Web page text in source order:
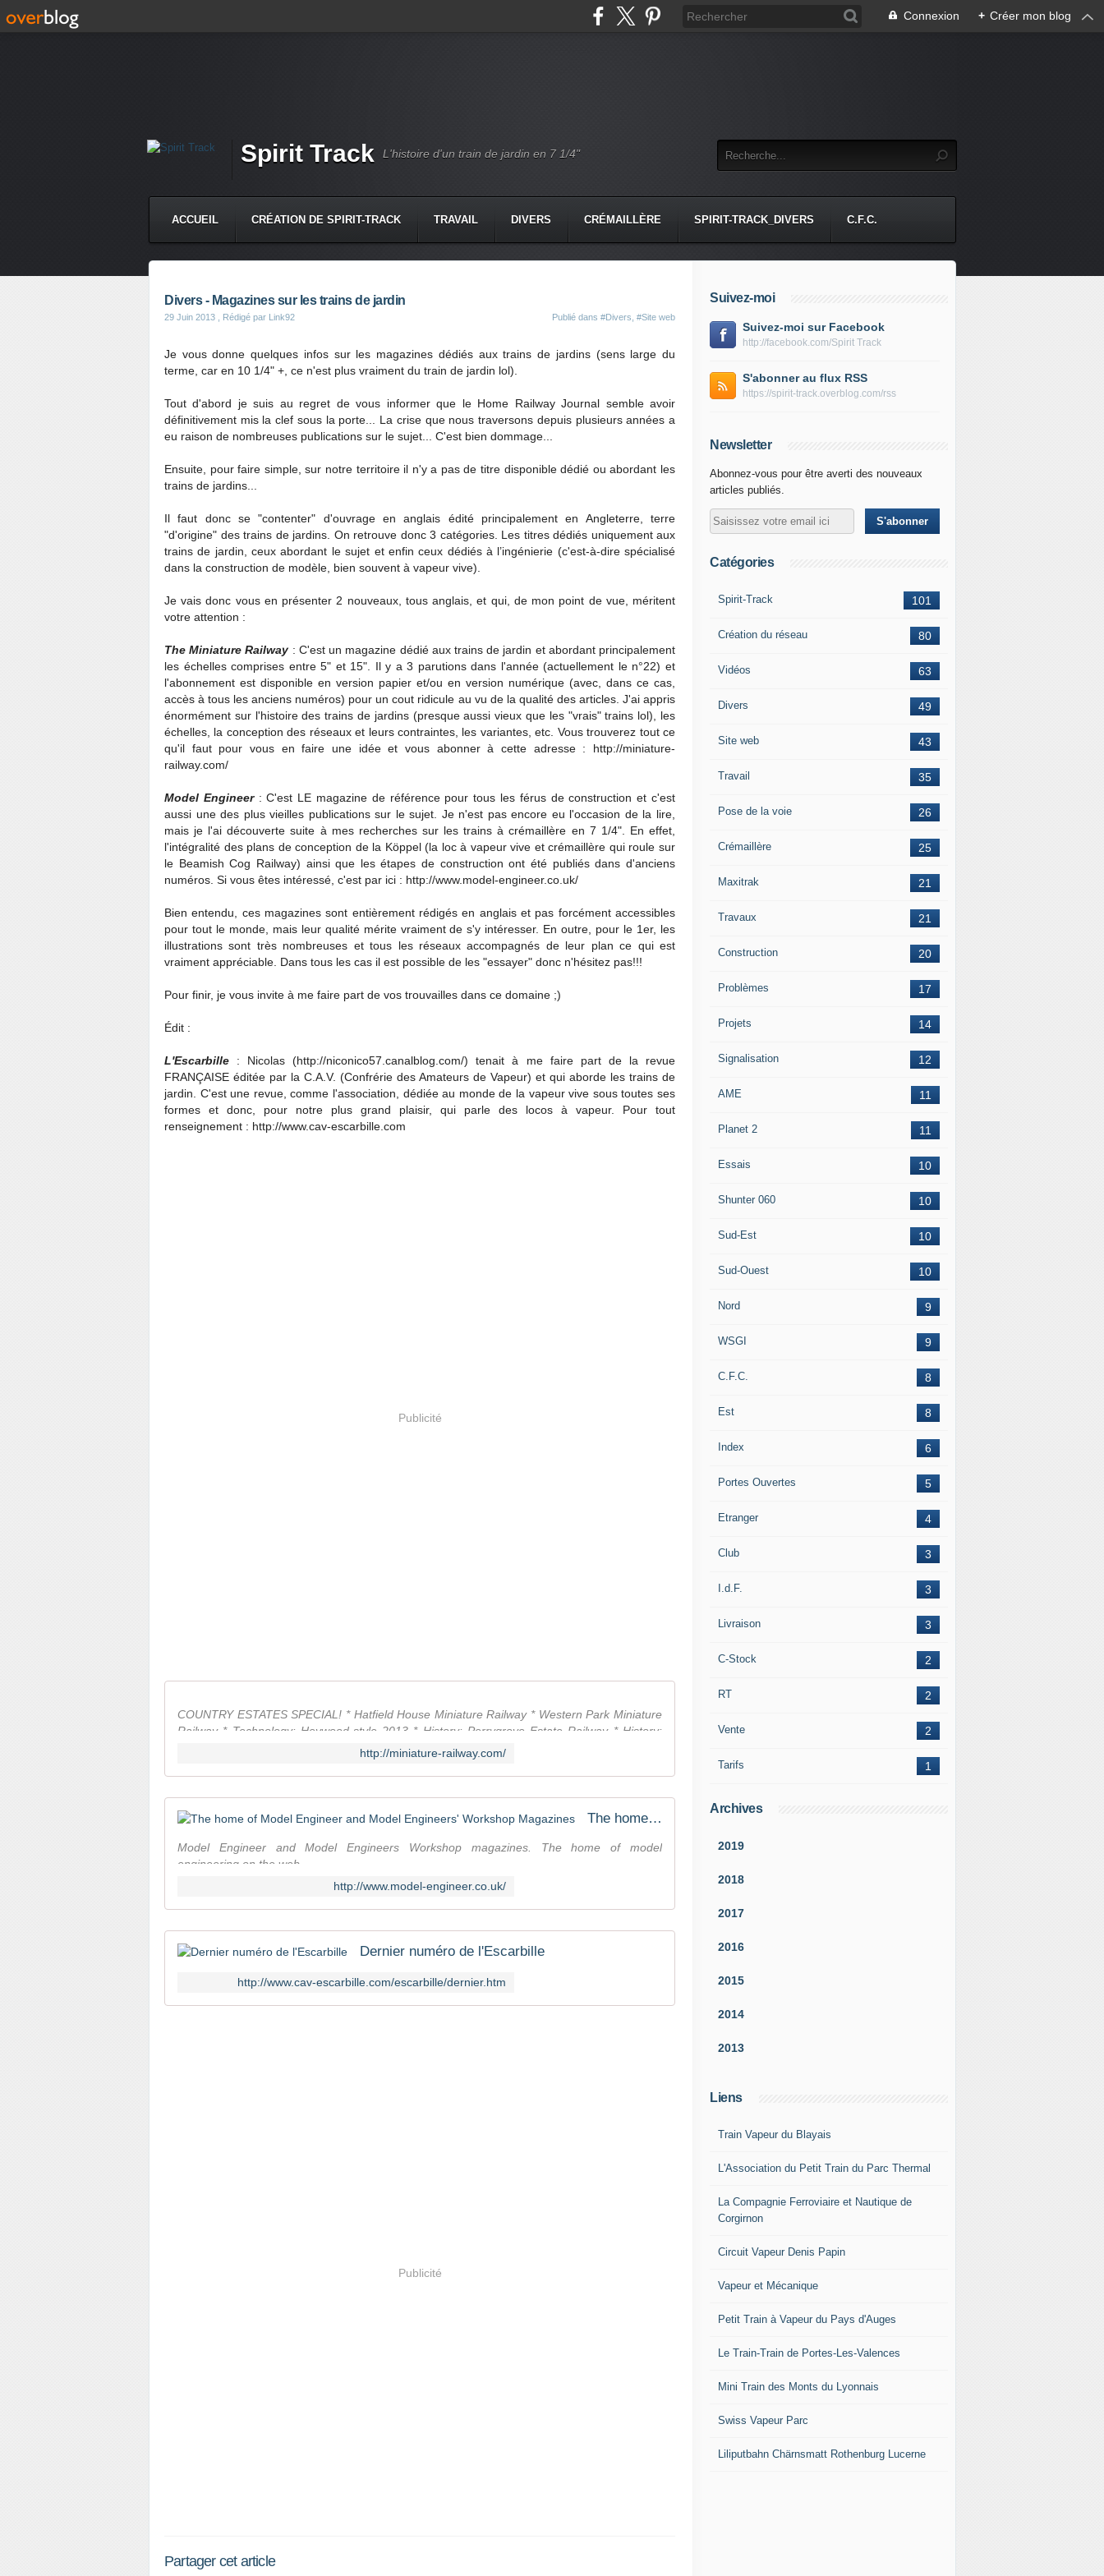
Connexion + Créer mon blog
Spirit Track L'histoire d'un train de jardin en 7 1/4"
ACCUEIL CRÉATION DE SPIRIT-TRACK TRAVAIL DIVERS CRÉMAILLÈRE SPIRIT-TRACK_DIVERS C.F.C.
Divers - Magazines sur les trains de jardin
29 Juin 2013 , Rédigé par Link92 Publié dans #Divers #Site web
Je vous donne quelques infos sur les magazines dédiés aux trains de jardins (sens large du
terme, car en 10 1/4" +, ce n'est plus vraiment du train de jardin lol).
Tout d'abord je suis au regret de vous informer que le Home Railway Journal semble avoir
définitivement mis la clef sous la porte... La crise que nous traversons depuis plusieurs années a
eu raison de nombreuses publications sur le sujet... C'est bien dommage...
Ensuite, pour faire simple, sur notre territoire il n'y a pas de titre disponible dédié ou abordant les
trains de jardins...
Il faut donc se "contenter" d'ouvrage en anglais édité principalement en Angleterre, terre
"d'origine" des trains de jardins. On retrouve donc 3 catégories. Les titres dédiés uniquement aux
trains de jardin, ceux abordant le sujet et enfin ceux dédiés à l’ingénierie (c'est-à-dire spécialisé
dans la construction de modèle, bien souvent à vapeur vive).
Je vais donc vous en présenter 2 nouveaux, tous anglais, et qui, de mon point de vue, méritent
votre attention :
The Miniature Railway : C'est un magazine dédié aux trains de jardin et abordant principalement
les échelles comprises entre 5" et 15". Il y a 3 parutions dans l'année (actuellement le n°22) et
l'abonnement est disponible en version papier et/ou en version numérique (avec, dans ce cas,
accès à tous les anciens numéros) pour un cout ridicule au vu de la qualité des articles. J'ai appris
énormément sur l'histoire des trains de jardins (presque aussi vieux que les "vrais" trains lol), les
échelles, la conception des réseaux et leurs contraintes, les variantes, etc. Vous trouverez tout ce
qu'il faut pour vous en faire une idée et vous abonner à cette adresse : http://miniature-
railway.com/
Model Engineer: C'est LE magazine de référence pour tous les férus de construction et c'est
aussi une des plus vieilles publications sur le sujet. Je n'est pas encore eu l'occasion de la lire,
mais je l'ai découverte suite à mes recherches sur les trains à crémaillère en 7 1/4". En effet,
l'intégralité des plans de conception de la Köppel (la loc à vapeur vive et crémaillère qui roule sur
le Beamish Cog Railway) ainsi que les étapes de construction ont été publiés dans d'anciens
numéros. Si vous êtes intéressé, c'est par ici : http://www.model-engineer.co.uk/
Bien entendu, ces magazines sont entièrement rédigés en anglais et pas forcément accessibles
pour tout le monde, mais leur qualité mérite vraiment de s'y intéresser. En outre, pour le 1er, les
illustrations sont très nombreuses et tous les réseaux accompagnés de leur plan ce qui est
vraiment appréciable. Dans tous les cas il est possible de les "essayer" donc n'hésitez pas!!!
Pour finir, je vous invite à me faire part de vos trouvailles dans ce domaine ;)
Édit :
L'Escarbille : Nicolas (http://niconico57.canalblog.com/) tenait à me faire part de la revue
FRANÇAISE éditée par la C.A.V. (Confrérie des Amateurs de Vapeur) et qui aborde les trains de
jardin. C'est une revue, comme l'association, dédiée au monde de la vapeur vive sous toutes ses
formes et donc, pour notre plus grand plaisir, qui parle des locos à vapeur. Pour tout
renseignement : http://www.cav-escarbille.com
Publicité
COUNTRY ESTATES SPECIAL! * Hatfield House Miniature Railway * Western Park Miniature
Railway * Technology: Heywood-style 2013 * History: Perrygrove Estate Railway * History:
http://miniature-railway.com/
The home of Model Engineer and Model Engineers' Workshop Magazines
Model Engineer and Model Engineers Workshop magazines. The home of model
engineering on the web.
http://www.model-engineer.co.uk/
Dernier numéro de l'Escarbille
http://www.cav-escarbille.com/escarbille/dernier.htm
Publicité
Partager cet article
Suivez-moi
Suivez-moi sur Facebook
http://facebook.com/Spirit Track
S'abonner au flux RSS
https://spirit-track.overblog.com/rss
Newsletter
Abonnez-vous pour être averti des nouveaux
articles publiés.
Catégories
101
Spirit-Track
80
Création du réseau
63
Vidéos
49
Divers
43
Site web
35
Travail
26
Pose de la voie
25
Crémaillère
21
Maxitrak
21
Travaux
20
Construction
17
Problèmes
14
Projets
12
Signalisation
11
AME
11
Planet 2
10
Essais
10
Shunter 060
10
Sud-Est
10
Sud-Ouest
9
Nord
9
WSGI
8
C.F.C.
8
Est
6
Index
5
Portes Ouvertes
4
Etranger
3
Club
3
I.d.F.
3
Livraison
2
C-Stock
2
RT
2
Vente
1
Tarifs
Archives
2019
2018
2017
2016
2015
2014
2013
Liens
Train Vapeur du Blayais
L'Association du Petit Train du Parc Thermal
La Compagnie Ferroviaire et Nautique de
Corgirnon
Circuit Vapeur Denis Papin
Vapeur et Mécanique
Petit Train à Vapeur du Pays d'Auges
Le Train-Train de Portes-Les-Valences
Mini Train des Monts du Lyonnais
Swiss Vapeur Parc
Liliputbahn Chärnsmatt Rothenburg Lucerne